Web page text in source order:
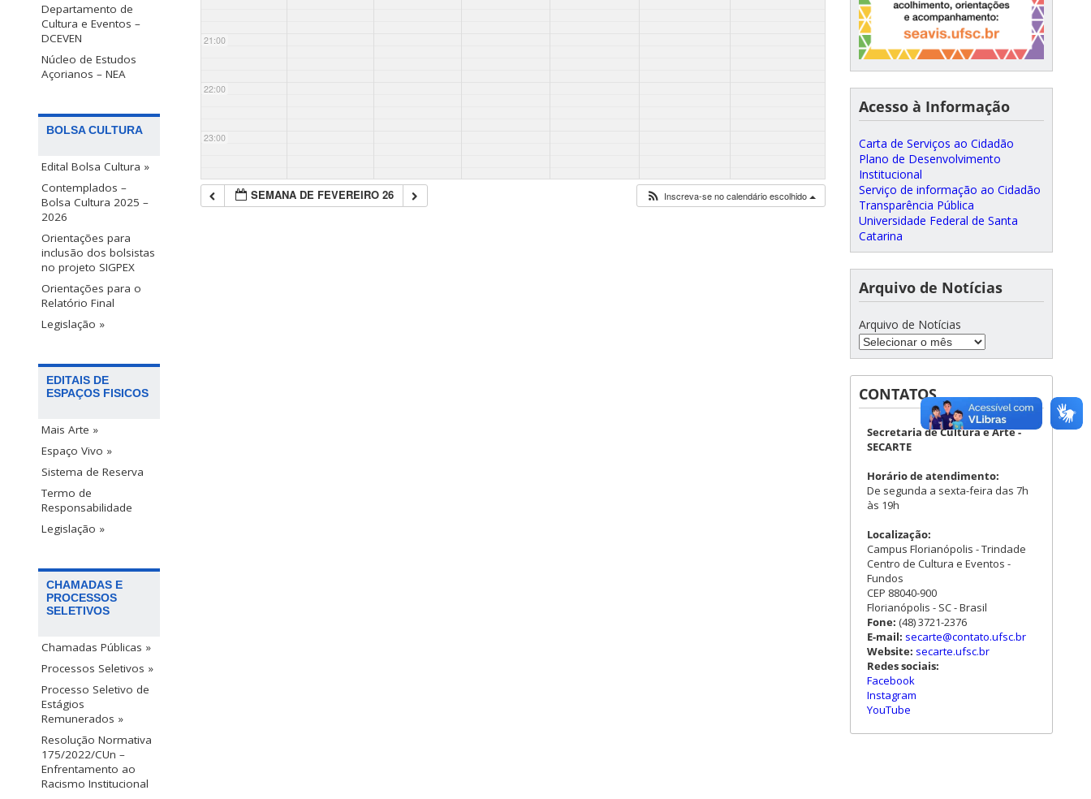
Departamento de
Cultura e Eventos –
DCEVEN
Núcleo de Estudos
Açorianos – NEA
BOLSA CULTURA
Edital Bolsa Cultura »
Contemplados –
Bolsa Cultura 2025 –
2026
Orientações para
inclusão dos bolsistas
no projeto SIGPEX
Orientações para o
Relatório Final
Legislação »
EDITAIS DE
ESPAÇOS FISICOS
Mais Arte »
Espaço Vivo »
Sistema de Reserva
Termo de
Responsabilidade
Legislação »
CHAMADAS E
PROCESSOS
SELETIVOS
Chamadas Públicas »
Processos Seletivos »
Processo Seletivo de
Estágios
Remunerados »
Resolução Normativa
175/2022/CUn –
Enfrentamento ao
Racismo Institucional
21:00
22:00
23:00
SEMANA DE FEVEREIRO 26 Inscreva-se no calendário escolhido
Acesso à Informação
Carta de Serviços ao Cidadão
Plano de Desenvolvimento
Institucional
Serviço de informação ao Cidadão
Transparência Pública
Universidade Federal de Santa
Catarina
Arquivo de Notícias
Arquivo de Notícias
CONTATOS
Secretaria de Cultura e Arte -
SECARTE
Horário de atendimento:
De segunda a sexta-feira das 7h
às 19h
Localização:
Campus Florianópolis - Trindade
Centro de Cultura e Eventos -
Fundos
CEP 88040-900
Florianópolis - SC - Brasil
Fone: (48) 3721-2376
E-mail: secarte@contato.ufsc.br
Website: secarte.ufsc.br
Redes sociais:
Facebook
Instagram
YouTube